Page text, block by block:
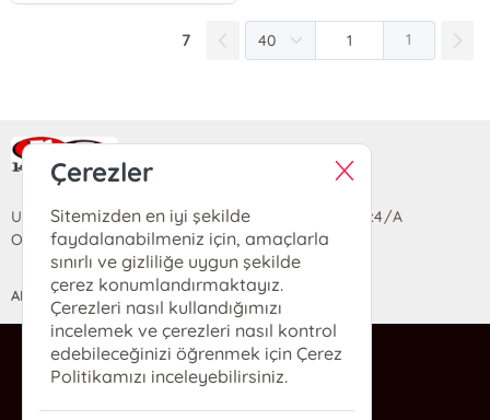
7 1
Ra Yayın Kitabevi
Uzun Sokak Saray Çarşısı Lara Sineması Girişi No:4/A
Ortahisar/TRABZON
ANASAYFA YARDIM İLETİŞİM
ra@rakitap.com
0(462) 326 49 71
Çerezler
Sitemizden en iyi şekilde
faydalanabilmeniz için, amaçlarla
sınırlı ve gizliliğe uygun şekilde
çerez konumlandırmaktayız.
Çerezleri nasıl kullandığımızı
incelemek ve çerezleri nasıl kontrol
edebileceğinizi öğrenmek için Çerez
Politikamızı inceleyebilirsiniz.